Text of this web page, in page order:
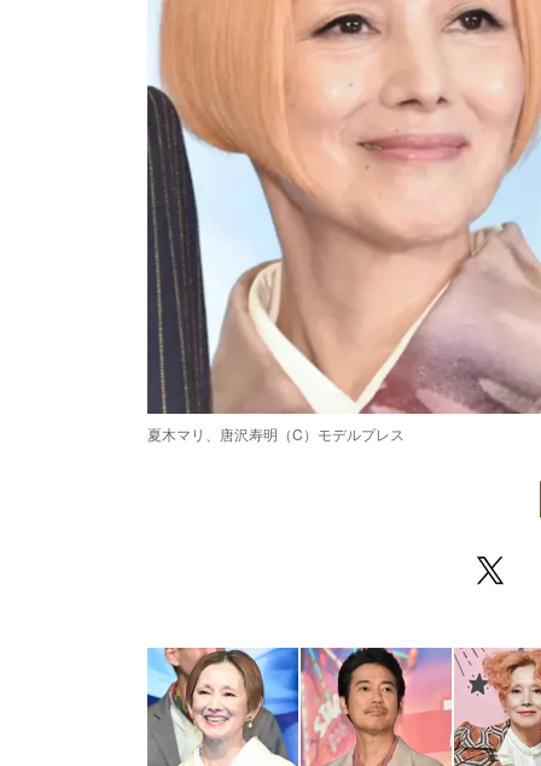
夏木マリ、唐沢寿明（C）モデルプレス